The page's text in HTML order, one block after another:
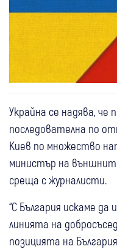
Украйна се надява, че
последователна по
Киев по множество
министър на
среща с журналисти.
“С България искаме
линията на
позицията на